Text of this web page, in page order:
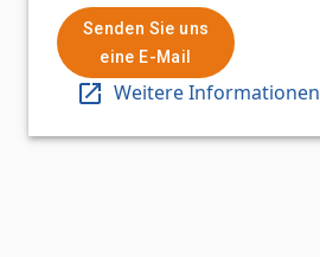
Senden Sie uns
eine E-Mail
Weitere Informationen